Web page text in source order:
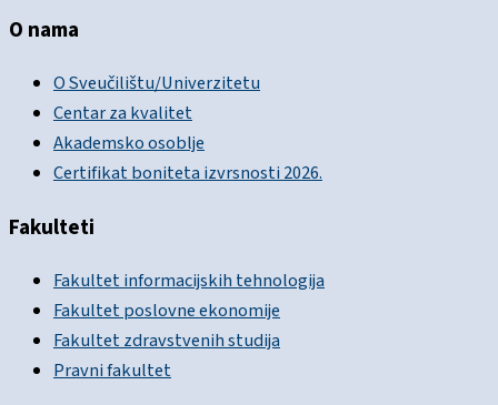
O nama
O Sveučilištu/Univerzitetu
Centar za kvalitet
Akademsko osoblje
Certifikat boniteta izvrsnosti 2026.
Fakulteti
Fakultet informacijskih tehnologija
Fakultet poslovne ekonomije
Fakultet zdravstvenih studija
Pravni fakultet